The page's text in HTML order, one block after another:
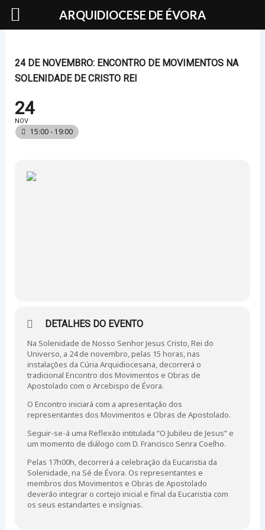
Skip
24 DE NOVEMBRO: ENCONTRO DE MOVIMENTOS NA
SOLENIDADE DE CRISTO REI
24
NOV
15:00 - 19:00
DETALHES DO EVENTO
Na Solenidade de Nosso Senhor Jesus Cristo, Rei do
Universo, a 24 de novembro, pelas 15 horas, nas
instalações da Cúria Arquidiocesana, decorrerá o
tradicional Encontro dos Movimentos e Obras de
Apostolado com o Arcebispo de Évora.
O Encontro iniciará com a apresentação dos
representantes dos Movimentos e Obras de Apostolado.
Seguir-se-á uma Reflexão intitulada “O Jubileu de Jesus” e
um momento de diálogo com D. Francisco Senra Coelho.
Pelas 17h00h, decorrerá a celebração da Eucaristia da
Solenidade, na Sé de Évora. Os representantes e
membros dos Movimentos e Obras de Apostolado
deverão integrar o cortejo inicial e final da Eucaristia com
os seus estandartes e insígnias.
ARQUIDIOCESE DE ÉVORA